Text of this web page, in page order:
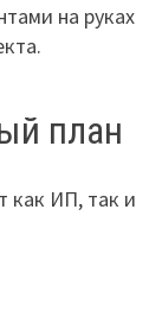
на руках
план
как ИП, так и